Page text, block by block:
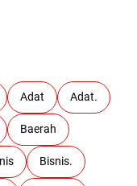
Adat Adat.
Baerah
Bisnis.